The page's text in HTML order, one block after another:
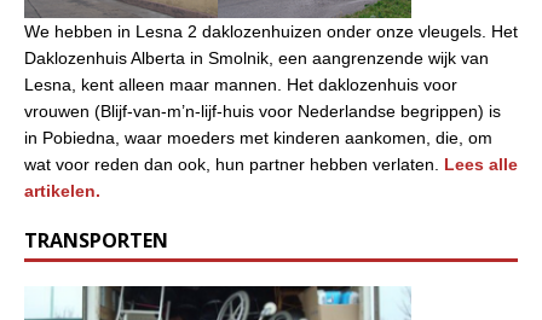
We hebben in Lesna 2 daklozenhuizen onder onze vleugels. Het
Daklozenhuis Alberta in Smolnik, een aangrenzende wijk van
Lesna, kent alleen maar mannen. Het daklozenhuis voor
vrouwen (Blijf-van-m’n-lijf-huis voor Nederlandse begrippen) is
in Pobiedna, waar moeders met kinderen aankomen, die, om
wat voor reden dan ook, hun partner hebben verlaten. Lees alle
artikelen.
TRANSPORTEN